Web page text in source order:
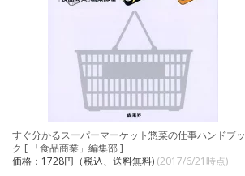
すぐ分かるスーパーマーケット惣菜の仕事ハンドブッ
ク [ 「食品商業」編集部 ]
価格：1728円（税込、送料無料) (2017/6/21時点)